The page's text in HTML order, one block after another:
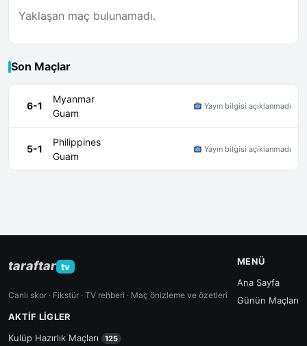
Yaklaşan maç bulunamadı.
Son Maçlar
6-1
Myanmar
Guam
Yayın bilgisi açıklanmadı
5-1
Philippines
Guam
Yayın bilgisi açıklanmadı
taraftar tv
Canlı skor · Fikstür · TV rehberi · Maç önizleme ve özetleri
MENÜ
Ana Sayfa
Günün Maçları
AKTIF LIGLER
Kulüp Hazırlık Maçları
125